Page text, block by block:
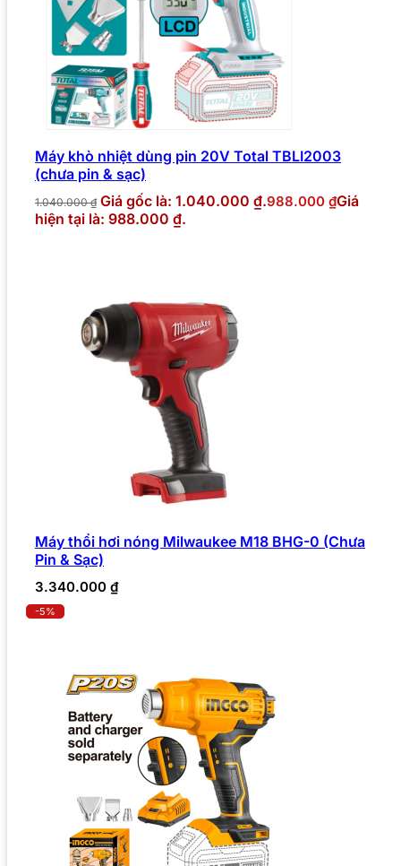
Máy khò nhiệt dùng pin 20V Total TBLI2003
(chưa pin & sạc)
1.040.000₫ Giá gốc là: 1.040.000 ₫.988.000 ₫Giá
hiện tại là: 988.000 ₫.
Máy thổi hơi nóng Milwaukee M18 BHG-0 (Chưa
Pin & Sạc)
3.340.000 ₫
-5%